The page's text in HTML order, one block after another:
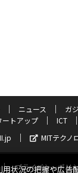
ニュース ガ
ートアップ ICT
MITテクノ
プライバシーポリ
状況の把握や広告